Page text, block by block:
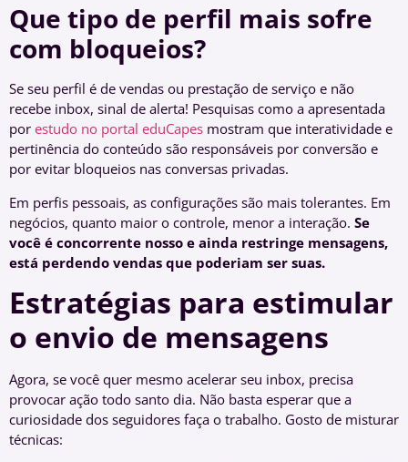
Que tipo de perfil mais sofre
com bloqueios?
Se seu perfil é de vendas ou prestação de serviço e não
recebe inbox, sinal de alerta! Pesquisas como a apresentada
por estudo no portal eduCapes mostram que interatividade e
pertinência do conteúdo são responsáveis por conversão e
por evitar bloqueios nas conversas privadas.
Em perfis pessoais, as configurações são mais tolerantes. Em
negócios, quanto maior o controle, menor a interação. Se
você é concorrente nosso e ainda restringe mensagens,
está perdendo vendas que poderiam ser suas.
Estratégias para estimular
o envio de mensagens
Agora, se você quer mesmo acelerar seu inbox, precisa
provocar ação todo santo dia. Não basta esperar que a
curiosidade dos seguidores faça o trabalho. Gosto de misturar
técnicas: